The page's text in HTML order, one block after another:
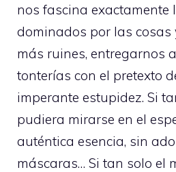
nos fascina exactamente
dominados por las cosas
más ruines, entregarnos
tonterías con el pretexto
imperante estupidez. Si
pudiera mirarse en el
auténtica esencia, sin
máscaras… Si tan solo el